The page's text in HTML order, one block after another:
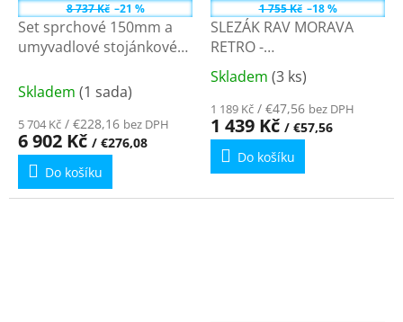
8 737 Kč –21 %
Set sprchové 150mm a
umyvadlové stojánkové
Morava
Skladem (1 sada)
5 704 Kč / €228,16 bez DPH
6 902 Kč / €276,08
Do košíku
1 755 Kč –18 %
SLEZÁK RAV MORAVA
RETRO -
Umyvadlová/dřezová
baterie s flexibilním
ramínkem, Chrom/Šedá
MK102.0/13S - chrom/
šedá, 100 mm
Průměrné
hodnocení
produktu
je
4,1
z
5
Skladem (3 ks)
1 189 Kč / €47,56 bez DPH
1 439 Kč / €57,56
Do košíku